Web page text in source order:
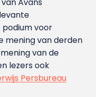
voor
mening van derden
van de
lezers ook
Persbureau